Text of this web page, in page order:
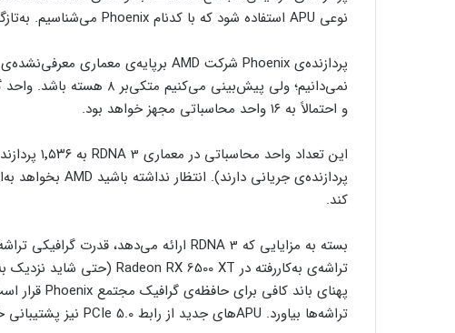
نوعی APU استفاده شود که با کدنام Phoenix می‌شناسیم. به‌تازگی جزئیات منتسب به این APU فاش شده است.
و احتمالاً به ۱۶ واحد محاسباتی مجهز خواهد بود.
کند.
تراشه‌ها بیاورد. APUهای جدید از رابط PCIe 5.0 نیز پشتیبانی خواهند کرد.